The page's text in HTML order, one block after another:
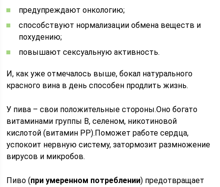
предупреждают онкологию;
способствуют нормализации обмена веществ и
похудению;
повышают сексуальную активность.
И, как уже отмечалось выше, бокал натурального
красного вина в день способен продлить жизнь.
У пива – свои положительные стороны.Оно богато
витаминами группы В, селеном, никотиновой
кислотой (витамин РР).Поможет работе сердца,
успокоит нервную систему, затормозит размножение
вирусов и микробов.
Пиво (при умеренном потреблении) предотвращает